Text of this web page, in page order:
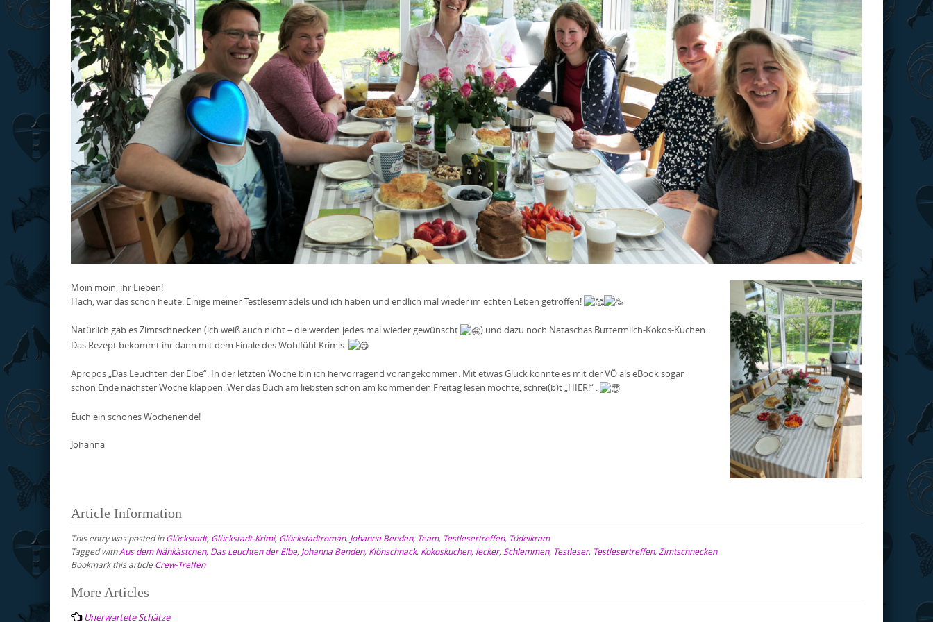
Moin moin, ihr Lieben!
Hach, war das schön heute: Einige meiner Testlesermädels und ich haben und endlich mal wieder im echten Leben getroffen!
Natürlich gab es Zimtschnecken (ich weiß auch nicht – die werden jedes mal wieder gewünscht
) und dazu noch Nataschas Buttermilch-Kokos-Kuchen.
Das Rezept bekommt ihr dann mit dem Finale des Wohlfühl-Krimis.
Apropos „Das Leuchten der Elbe“: In der letzten Woche bin ich hervorragend vorangekommen. Mit etwas Glück könnte es mit der VÖ als eBook sogar
schon Ende nächster Woche klappen. Wer das Buch am liebsten schon am kommenden Freitag lesen möchte, schrei(b)t „HIER!“ .
Euch ein schönes Wochenende!
Johanna
Article Information
This entry was posted inGlückstadt, Glückstadt-Krimi, Glückstadtroman, Johanna Benden, Team, Testlesertreffen, Tüdelkram
Tagged withAus dem Nähkästchen, Das Leuchten der Elbe, Johanna Benden, Klönschnack, Kokoskuchen, lecker,Schlemmen, Testleser, Testlesertreffen,Zimtschnecken
Bookmark this article Crew-Treffen
Post
navigation
More Articles
Unerwartete Schätze